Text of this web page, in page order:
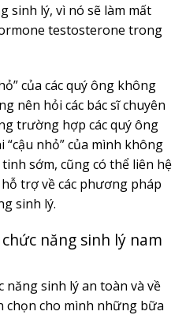
sinh lý, vì nó sẽ làm mất
testosterone trong
của các quý ông không
nên hỏi các bác sĩ chuyên
trường hợp các quý ông
“cậu nhỏ” của mình không
sớm, cũng có thể liên hệ
trợ về các phương pháp
sinh lý.
năng sinh lý nam
sinh lý an toàn và về
chọn cho mình những bữa